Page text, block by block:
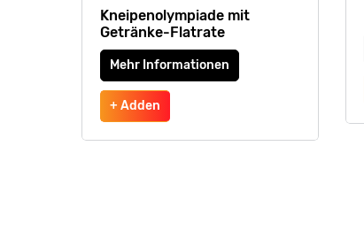
Kneipenolympiade mit
Getränke-Flatrate
Mehr Informationen
+ Adden